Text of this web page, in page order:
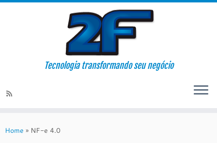
Tecnologia transformando seu negócio
Home » NF-e 4.0